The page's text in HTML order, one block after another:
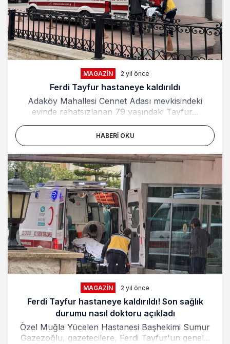
MAGAZIN 2 yıl önce
Ferdi Tayfur hastaneye kaldırıldı
Adaköy Mahallesi Cennet Adası mevkisindeki
evinde rahatsızlanan 79 yaşındaki Tayfur...
HABERI OKU
MAGAZIN 2 yıl önce
Ferdi Tayfur hastaneye kaldırıldı! Son sağlık
durumu nasıl doktoru açıkladı
Özel Muğla Yücelen Hastanesi Başhekimi Sumur
Gazezoğlu, gazetecilere, Ferdi Tayfur'un genel...